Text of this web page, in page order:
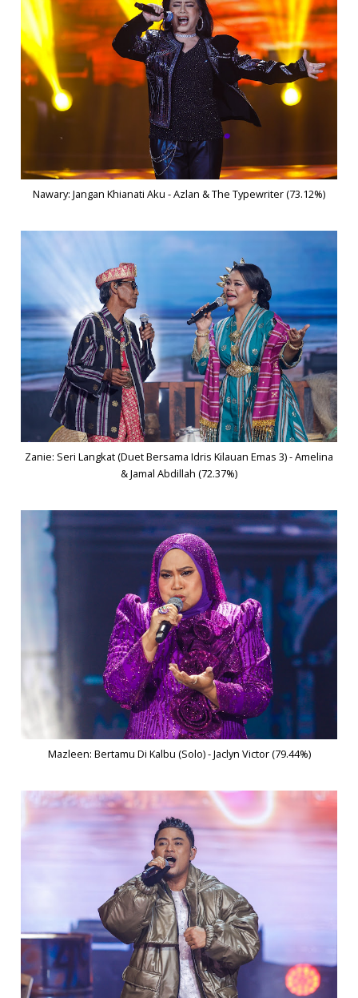
Nawary: Jangan Khianati Aku - Azlan & The Typewriter (73.12%)
Zanie: Seri Langkat (Duet Bersama Idris Kilauan Emas 3) - Amelina
& Jamal Abdillah (72.37%)
Mazleen: Bertamu Di Kalbu (Solo) - Jaclyn Victor (79.44%)